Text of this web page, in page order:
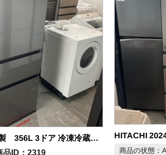
TOSHIBA 2025年製 356L 3ドア 冷凍冷蔵庫 中古品販売
2319 商品の状態：A